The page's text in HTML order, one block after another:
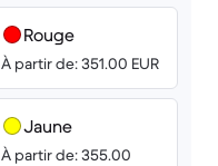
Rouge
À partir de: 351.00 EUR
Jaune
À partir de: 355.00